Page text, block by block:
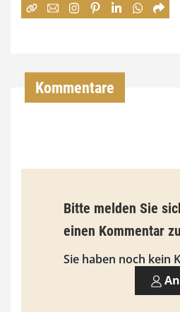
:
€
i
s
9
Kommentare
Bitte melden Sie
einen Kommentar
Sie haben noch kein